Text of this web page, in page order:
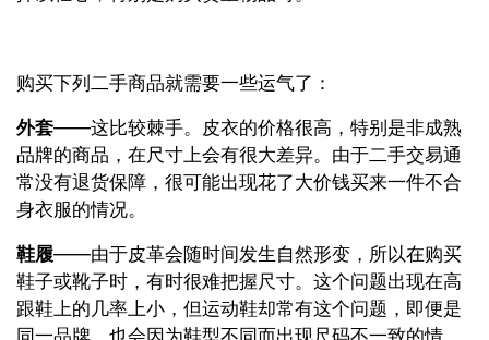
购买下列二手商品就需要一些运气了：
外套——这比较棘手。皮衣的价格很高，特别是非成熟
品牌的商品，在尺寸上会有很大差异。由于二手交易通
常没有退货保障，很可能出现花了大价钱买来一件不合
身衣服的情况。
鞋履——由于皮革会随时间发生自然形变，所以在购买
鞋子或靴子时，有时很难把握尺寸。这个问题出现在高
跟鞋上的几率上小，但运动鞋却常有这个问题，即便是